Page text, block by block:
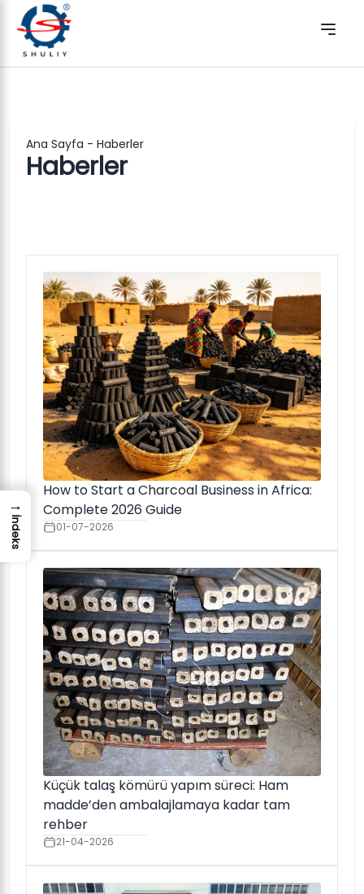
Ana Sayfa - Haberler
Haberler
How to Start a Charcoal Business in Africa:
Complete 2026 Guide
01-07-2026
Küçük talaş kömürü yapım süreci: Ham
madde’den ambalajlamaya kadar tam
rehber
21-04-2026
→
İndeks